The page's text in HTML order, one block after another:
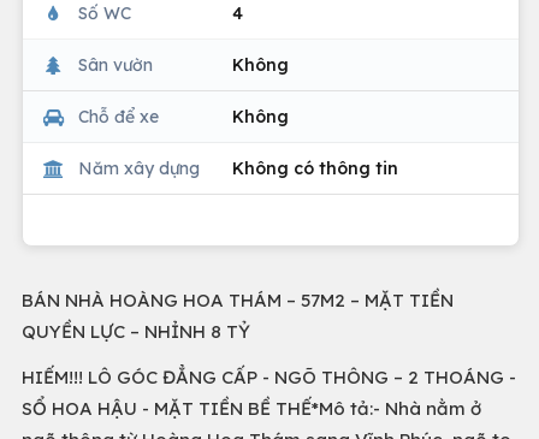
Số WC 4
Sân vườn Không
Chỗ để xe Không
Năm xây dựng Không có thông tin
BÁN NHÀ HOÀNG HOA THÁM – 57M2 – MẶT TIỀN
QUYỀN LỰC – NHỈNH 8 TỶ
HIẾM!!! LÔ GÓC ĐẲNG CẤP - NGÕ THÔNG – 2 THOÁNG -
SỔ HOA HẬU - MẶT TIỀN BỀ THẾ*Mô tả:- Nhà nằm ở